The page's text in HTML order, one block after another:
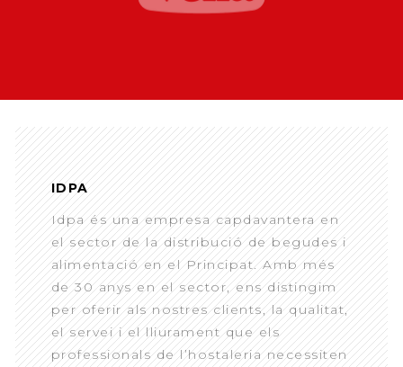
IDPA
Idpa és una empresa capdavantera en
el sector de la distribució de begudes i
alimentació en el Principat. Amb més
de 30 anys en el sector, ens distingim
per oferir als nostres clients, la qualitat,
el servei i el lliurament que els
professionals de l’hostaleria necessiten